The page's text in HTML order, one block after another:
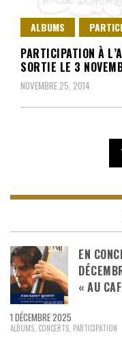
ALBUMS
PARTICIPATION À
SORTIE LE 3
NOVEMBRE 25, 2014
publications
EN
« AU
1 DÉCEMBRE 2025
ALBUMS CONCERTS PARTICIPATION